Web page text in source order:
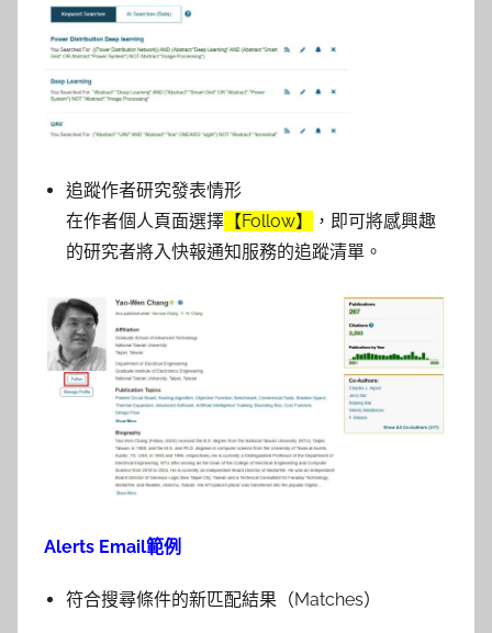
追蹤作者研究發表情形
在作者個人頁面選擇 【Follow】
，即可將感興趣
的研究者將入快報通知服務的追蹤清單。
Alerts Email範例
符合搜尋條件的新匹配結果（Matches）